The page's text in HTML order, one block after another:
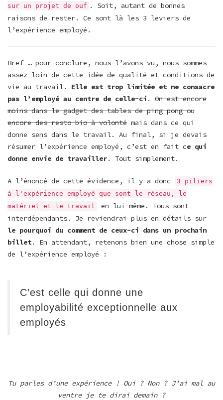
sur un projet de ouf . Soit, autant de bonnes
raisons de rester. Ce sont là les 3 leviers de
l’expérience employé.
Bref … pour conclure, nous l’avons vu, nous sommes
assez loin de cette idée de qualité et conditions de
vie au travail. Elle est trop limitée et ne consacre
pas l’employé au centre de celle-ci . On est encore
moins dans le gadget des tables de ping-pong ou
encore des resto bio à volonté mais dans ce qui
donne sens dans le travail. Au final, si je devais
résumer l’expérience employé, c’est en fait ce qui
donne envie de travailler. Tout simplement.
A l’énoncé de cette évidence, il y a donc
3 piliers
à l'expérience employé que sont le réseau, le
matériel et le travail
en lui-même. Tous sont
interdépendants. Je reviendrai plus en détails sur
le pourquoi du comment de ceux-ci dans un prochain
billet. En attendant, retenons bien une chose simple
de l’expérience employé :
C’est celle qui donne une
employabilité exceptionnelle aux
employés
Tu parles d’une expérience ! Oui ? Non ? J’ai mal au
ventre je te dirai demain ?